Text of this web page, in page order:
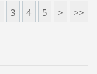
3 4 5 > >>